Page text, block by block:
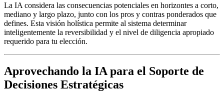
La IA considera las consecuencias potenciales en horizontes a corto,
mediano y largo plazo, junto con los pros y contras ponderados que
defines. Esta visión holística permite al sistema determinar
inteligentemente la reversibilidad y el nivel de diligencia apropiado
requerido para tu elección.
Aprovechando la IA para el Soporte de
Decisiones Estratégicas